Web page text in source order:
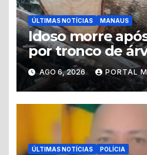
ÚLTIMAS NOTÍCIAS MANAUS
Idoso morre
por tronco de
corte na Grande
AGO 6, 2026 PORTAL
ÚLTIMAS NOTÍCIAS POLÍCIA